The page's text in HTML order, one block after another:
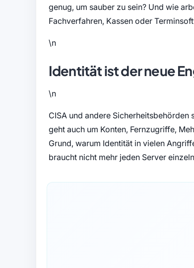
genug, um sauber zu sein? Und wie
Fachverfahren, Kassen oder
\n
Identität ist der neue
\n
CISA und andere
geht auch um Konten, Fernzugriffe,
Grund, warum Identität in vielen
braucht nicht mehr jeden Server